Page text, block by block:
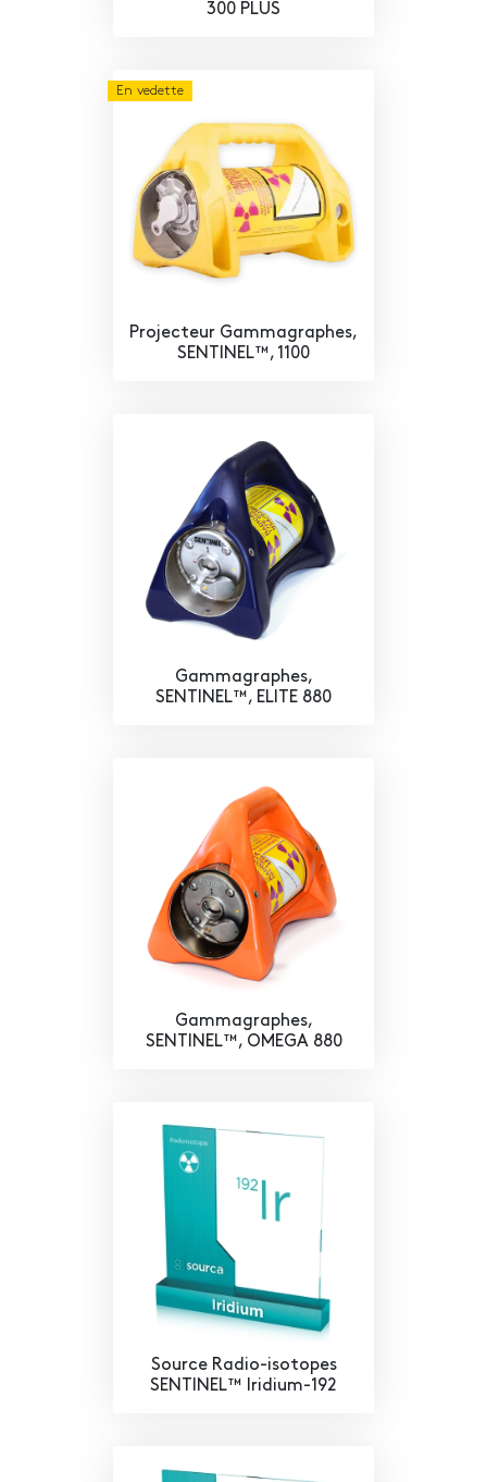
300 PLUS
En vedette
Projecteur Gammagraphes,
SENTINEL™, 1100
Gammagraphes,
SENTINEL™, ELITE 880
Gammagraphes,
SENTINEL™, OMEGA 880
Source Radio-isotopes
SENTINEL™ Iridium-192